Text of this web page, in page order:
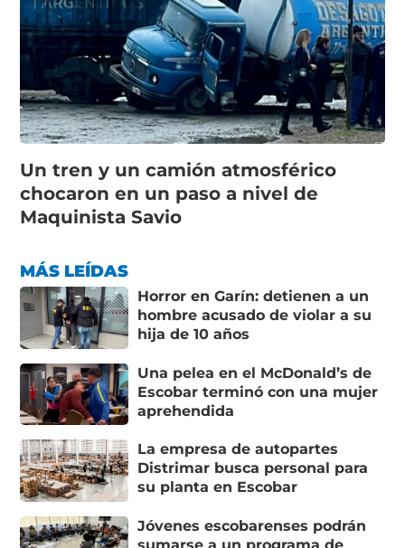
Un tren y un camión atmosférico
chocaron en un paso a nivel de
Maquinista Savio
MÁS LEÍDAS
Horror en Garín: detienen a un
hombre acusado de violar a su
hija de 10 años
Una pelea en el McDonald’s de
Escobar terminó con una mujer
aprehendida
La empresa de autopartes
Distrimar busca personal para
su planta en Escobar
Jóvenes escobarenses podrán